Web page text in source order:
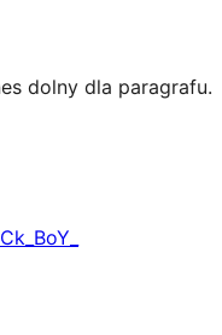
dolny dla paragrafu.